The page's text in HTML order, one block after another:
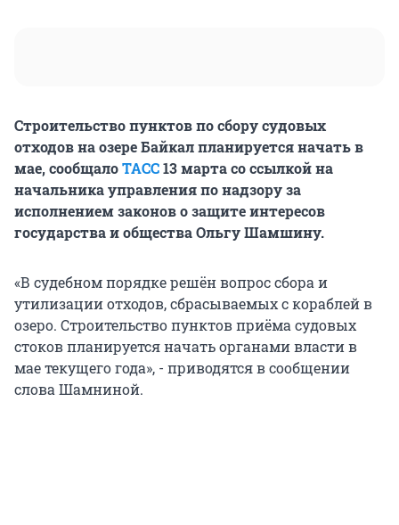
Строительство пунктов по сбору судовых
отходов на озере Байкал планируется начать в
мае, сообщалоТАСС13 марта со ссылкой на
начальника управления по надзору за
исполнением законов о защите интересов
государства и общества Ольгу Шамшину.
«В судебном порядке решён вопрос сбора и
утилизации отходов, сбрасываемых с кораблей в
озеро. Строительство пунктов приёма судовых
стоков планируется начать органами власти в
мае текущего года», - приводятся в сообщении
слова Шамниной.